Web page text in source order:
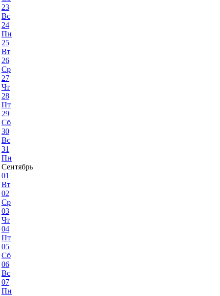
23
Вс
24
Пн
25
Вт
26
Ср
27
Чт
28
Пт
29
Сб
30
Вс
31
Пн
Сентябрь
01
Вт
02
Ср
03
Чт
04
Пт
05
Сб
06
Вс
07
Пн